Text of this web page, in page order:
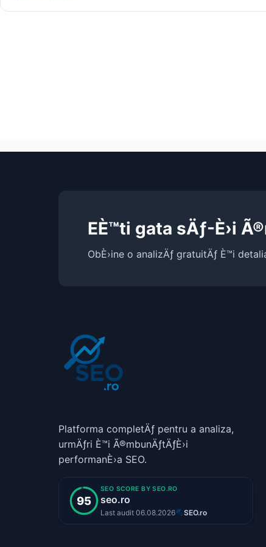
EÈ™ti gata sÄƒ-È›i
ObÈ›ine o analizÄƒ gratuitÄƒ È™i
Platforma completÄƒ pentru a analiza,
urmÄƒri È™i Ã®mbunÄƒtÄƒÈ›i
performanÈ›a SEO.